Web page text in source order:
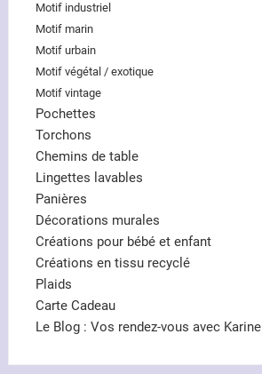
Motif industriel
Motif marin
Motif urbain
Motif végétal / exotique
Motif vintage
Pochettes
Torchons
Chemins de table
Lingettes lavables
Panières
Décorations murales
Créations pour bébé et enfant
Créations en tissu recyclé
Plaids
Carte Cadeau
Le Blog : Vos rendez-vous avec Karine